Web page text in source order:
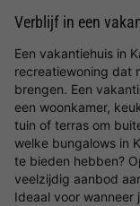
Verblijf in een
Een vakantiehuis in
recreatiewoning dat
brengen. Een
een woonkamer,
tuin of terras om
welke bungalows in
te bieden hebben?
veelzijdig aanbod
Ideaal voor wanneer